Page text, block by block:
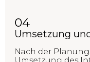
04
Umsetzung
Nach der